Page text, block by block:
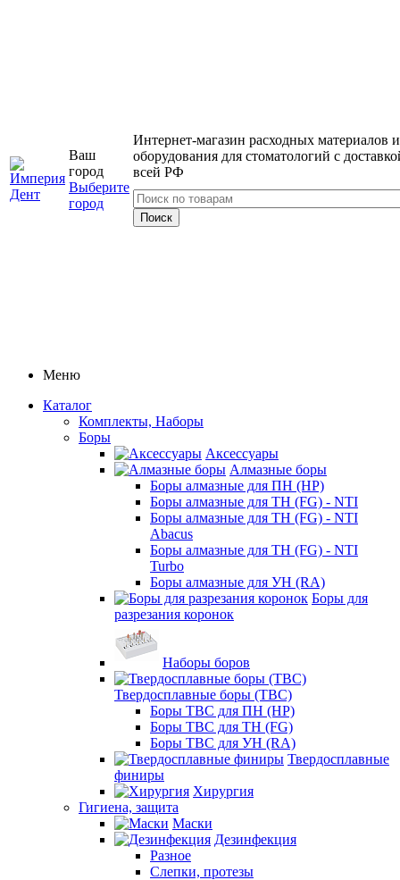
Ваш
город
Выберите
город
Интернет-магазин расходных материалов и
оборудования для стоматологий с
всей РФ
Меню
Каталог
Комплекты, Наборы
Боры
Аксессуары
Алмазные боры
Боры алмазные для ПН (HP)
Боры алмазные для ТН (FG) - NTI
Боры алмазные для ТН (FG) - NTI
Abacus
Боры алмазные для ТН (FG) - NTI
Turbo
Боры алмазные для УН (RA)
Боры для
разрезания коронок
Наборы боров
Твердосплавные боры (ТВС)
Боры ТВС для ПН (HP)
Боры ТВС для ТН (FG)
Боры ТВС для УН (RA)
Твердосплавные
финиры
Хирургия
Гигиена, защита
Маски
Дезинфекция
Разное
Слепки, протезы